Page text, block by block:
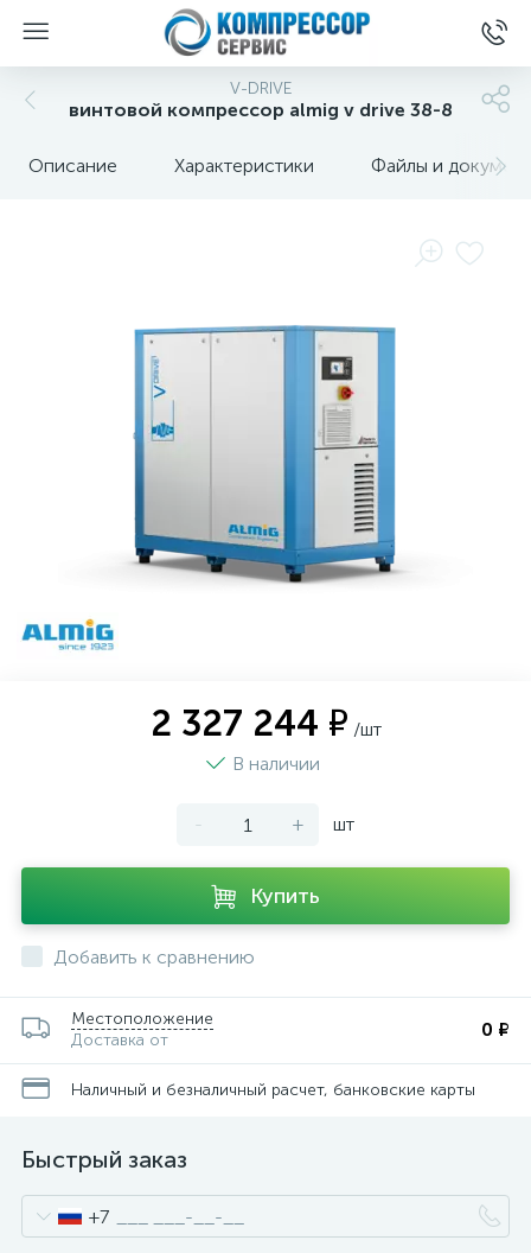
V-DRIVE
винтовой компрессор almig v drive 38-8
Описание Характеристики Файлы и
2 327 244 ₽ /шт
В наличии
- + шт
Купить
Добавить к сравнению
Местоположение
Доставка от
0 ₽
Наличный и безналичный расчет, банковские карты
Быстрый заказ
+7